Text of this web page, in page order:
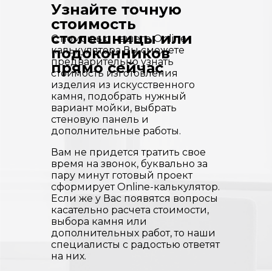
С помощью нашего Online-
калькулятора Вы сможете
предварительно узнать
стоимость изготовления
изделия из искусственного
камня, подобрать нужный
вариант мойки, выбрать
стеновую панель и
дополнительные работы.
Вам не придется тратить свое
время на звонок, буквально за
пару минут готовый проект
сформирует Online-калькулятор.
Если же у Вас появятся вопросы
касательно расчета стоимости,
выбора камня или
дополнительных работ, то наши
специалисты с радостью ответят
на них.
Узнайте точную
стоимость
столешницы или
подоконников
прямо сейчас